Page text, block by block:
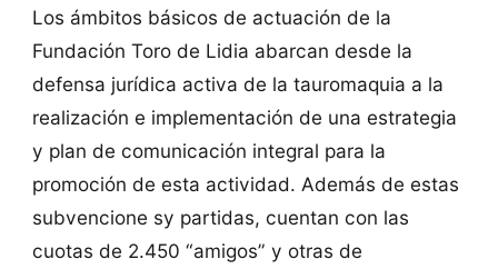
Los ámbitos básicos de actuación de la
Fundación Toro de Lidia abarcan desde la
defensa jurídica activa de la tauromaquia a la
realización e implementación de una estrategia
y plan de comunicación integral para la
promoción de esta actividad. Además de estas
subvencione sy partidas, cuentan con las
cuotas de 2.450 “amigos” y otras de